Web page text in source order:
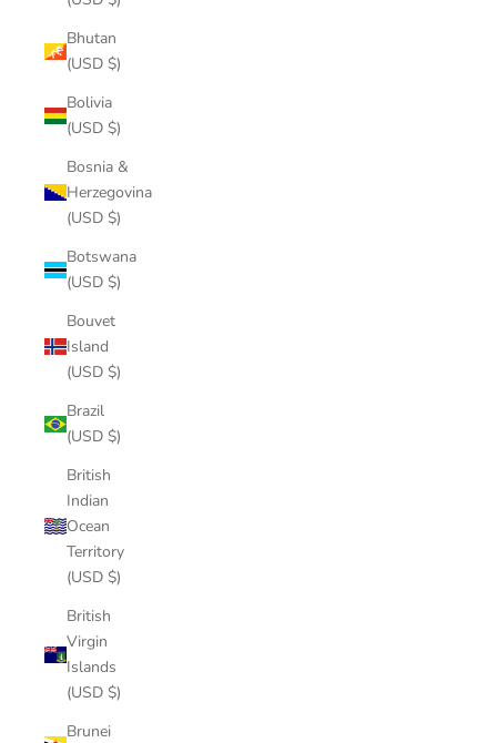
Bhutan
(USD $)
Bolivia
(USD $)
Bosnia &
Herzegovina
(USD $)
Botswana
(USD $)
Bouvet
Island
(USD $)
Brazil
(USD $)
British
Indian
Ocean
Territory
(USD $)
British
Virgin
Islands
(USD $)
Brunei